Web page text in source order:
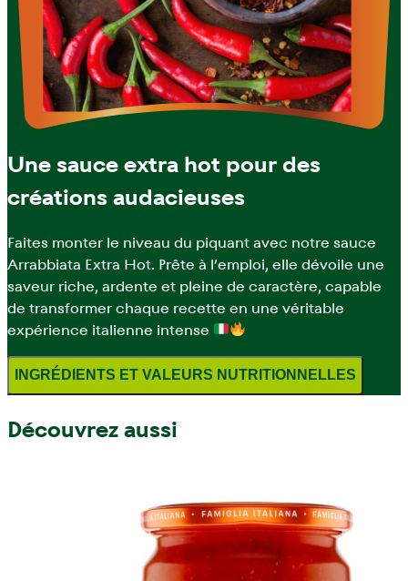
Une sauce extra hot pour des
créations audacieuses
Faites monter le niveau du piquant avec notre sauce
Arrabbiata Extra Hot. Prête à l’emploi, elle dévoile une
saveur riche, ardente et pleine de caractère, capable
de transformer chaque recette en une véritable
expérience italienne intense
INGRÉDIENTS ET VALEURS NUTRITIONNELLES
Découvrez aussi